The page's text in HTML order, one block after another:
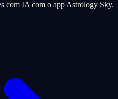
com IA com o app Astrology Sky.